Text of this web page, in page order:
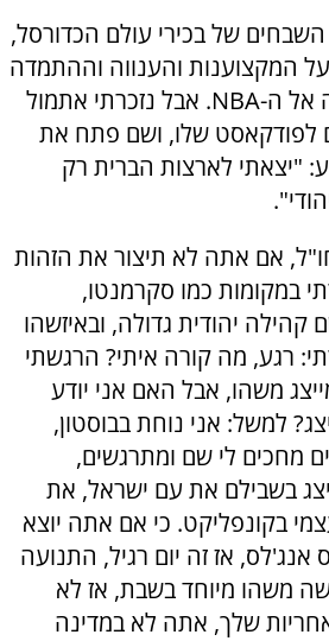
השבחים של בכירי עולם הכדורסל,
המקצוענות והענווה וההתמדה
של הילד שהגיע מיבנה אל ה-NBA. אבל נזכרתי אתמול
לפודקאסט שלו, ושם פתח את
"יצאתי לארצות הברית רק
אם אתה לא תיצור את הזהות
במקומות כמו סקרמנטו,
קהילה יהודית גדולה, ובאיזשהו
רגע, מה קורה איתי? הרגשתי
משהו, אבל האם אני יודע
למשל: אני נוחת בבוסטון,
מחכים לי שם ומתרגשים,
בשבילם את עם ישראל, את
בקונפליקט. כי אם אתה יוצא
אנג'לס, אז זה יום רגיל, התנועה
משהו מיוחד בשבת, אז לא
שלך, אתה לא במדינה